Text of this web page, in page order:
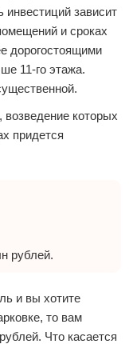
инвестиций зависит
и сроках
дорогостоящими
11-го этажа.
которых
придется
рублей.
и вы хотите
то вам
Что касается